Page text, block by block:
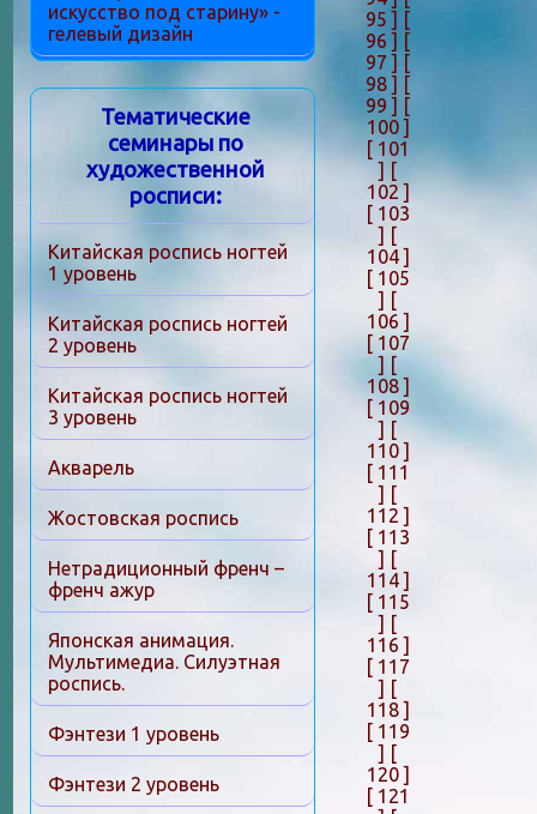
95 ] [
96 ] [
97 ] [
98 ] [
99 ] [
100 ]
[ 101
] [
102 ]
[ 103
] [
104 ]
[ 105
] [
106 ]
[ 107
] [
108 ]
[ 109
] [
110 ]
[ 111
] [
112 ]
[ 113
] [
114 ]
[ 115
] [
116 ]
[ 117
] [
118 ]
[ 119
] [
120 ]
[ 121
искусство под старину» -
гелевый дизайн
Тематические
семинары по
художественной
росписи:
Китайская роспись ногтей
1 уровень
Китайская роспись ногтей
2 уровень
Китайская роспись ногтей
3 уровень
Акварель
Жостовская роспись
Нетрадиционный френч –
френч ажур
Японская анимация.
Мультимедиа. Силуэтная
роспись.
Фэнтези 1 уровень
Фэнтези 2 уровень